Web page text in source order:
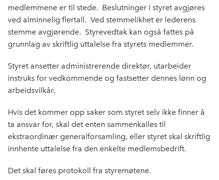
medlemmene er til stede. Beslut­ninger i styret avgjøres
ved alminnelig flertall. Ved stemme­likhet er lederens
stemme avgjørende. Styrevedtak kan også fattes på
grunnlag av skriftlig uttalelse fra styrets medlemmer.
Styret ansetter administrerende direktør, utarbeider
instruks for vedkommende og fastsetter dennes lønn og
arbeidsvilkår.
Hvis det kommer opp saker som styret selv ikke finner å
ta ansvar for, skal det enten sammenkalles til
ekstraordinær generalforsamling, eller styret skal skriftlig
innhente uttalelse fra den enkelte medlemsbedrift.
Det skal føres protokoll fra styremøtene.